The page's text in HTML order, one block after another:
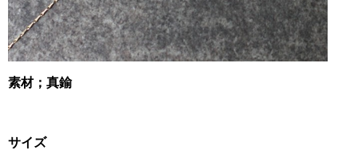
素材；真鍮
サイズ